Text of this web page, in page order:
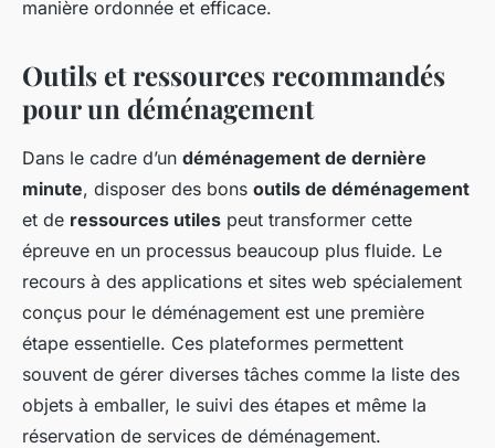
manière ordonnée et efficace.
Outils et ressources recommandés
pour un déménagement
Dans le cadre d’un déménagement de dernière
minute, disposer des bons outils de déménagement
et de ressources utiles peut transformer cette
épreuve en un processus beaucoup plus fluide. Le
recours à des applications et sites web spécialement
conçus pour le déménagement est une première
étape essentielle. Ces plateformes permettent
souvent de gérer diverses tâches comme la liste des
objets à emballer, le suivi des étapes et même la
réservation de services de déménagement.